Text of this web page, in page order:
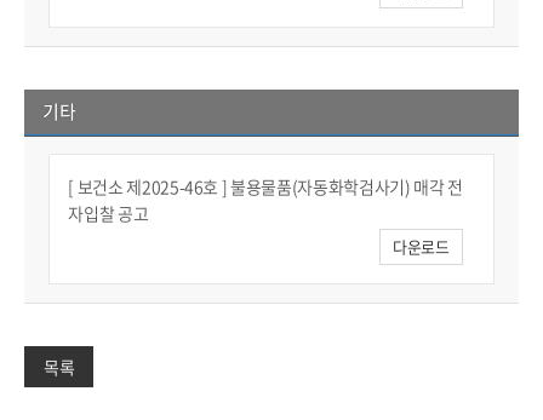
기타
[ 보건소 제2025-46호 ] 불용물품(자동화학검사기) 매각 전
자입찰 공고
다운로드
목록